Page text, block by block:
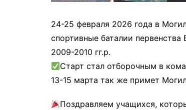
24-25 февраля 2026 года в
спортивные баталии
2009-2010 гг.р.
Старт стал отборочным в
13-15 марта так же примет
Поздравляем учащихся,